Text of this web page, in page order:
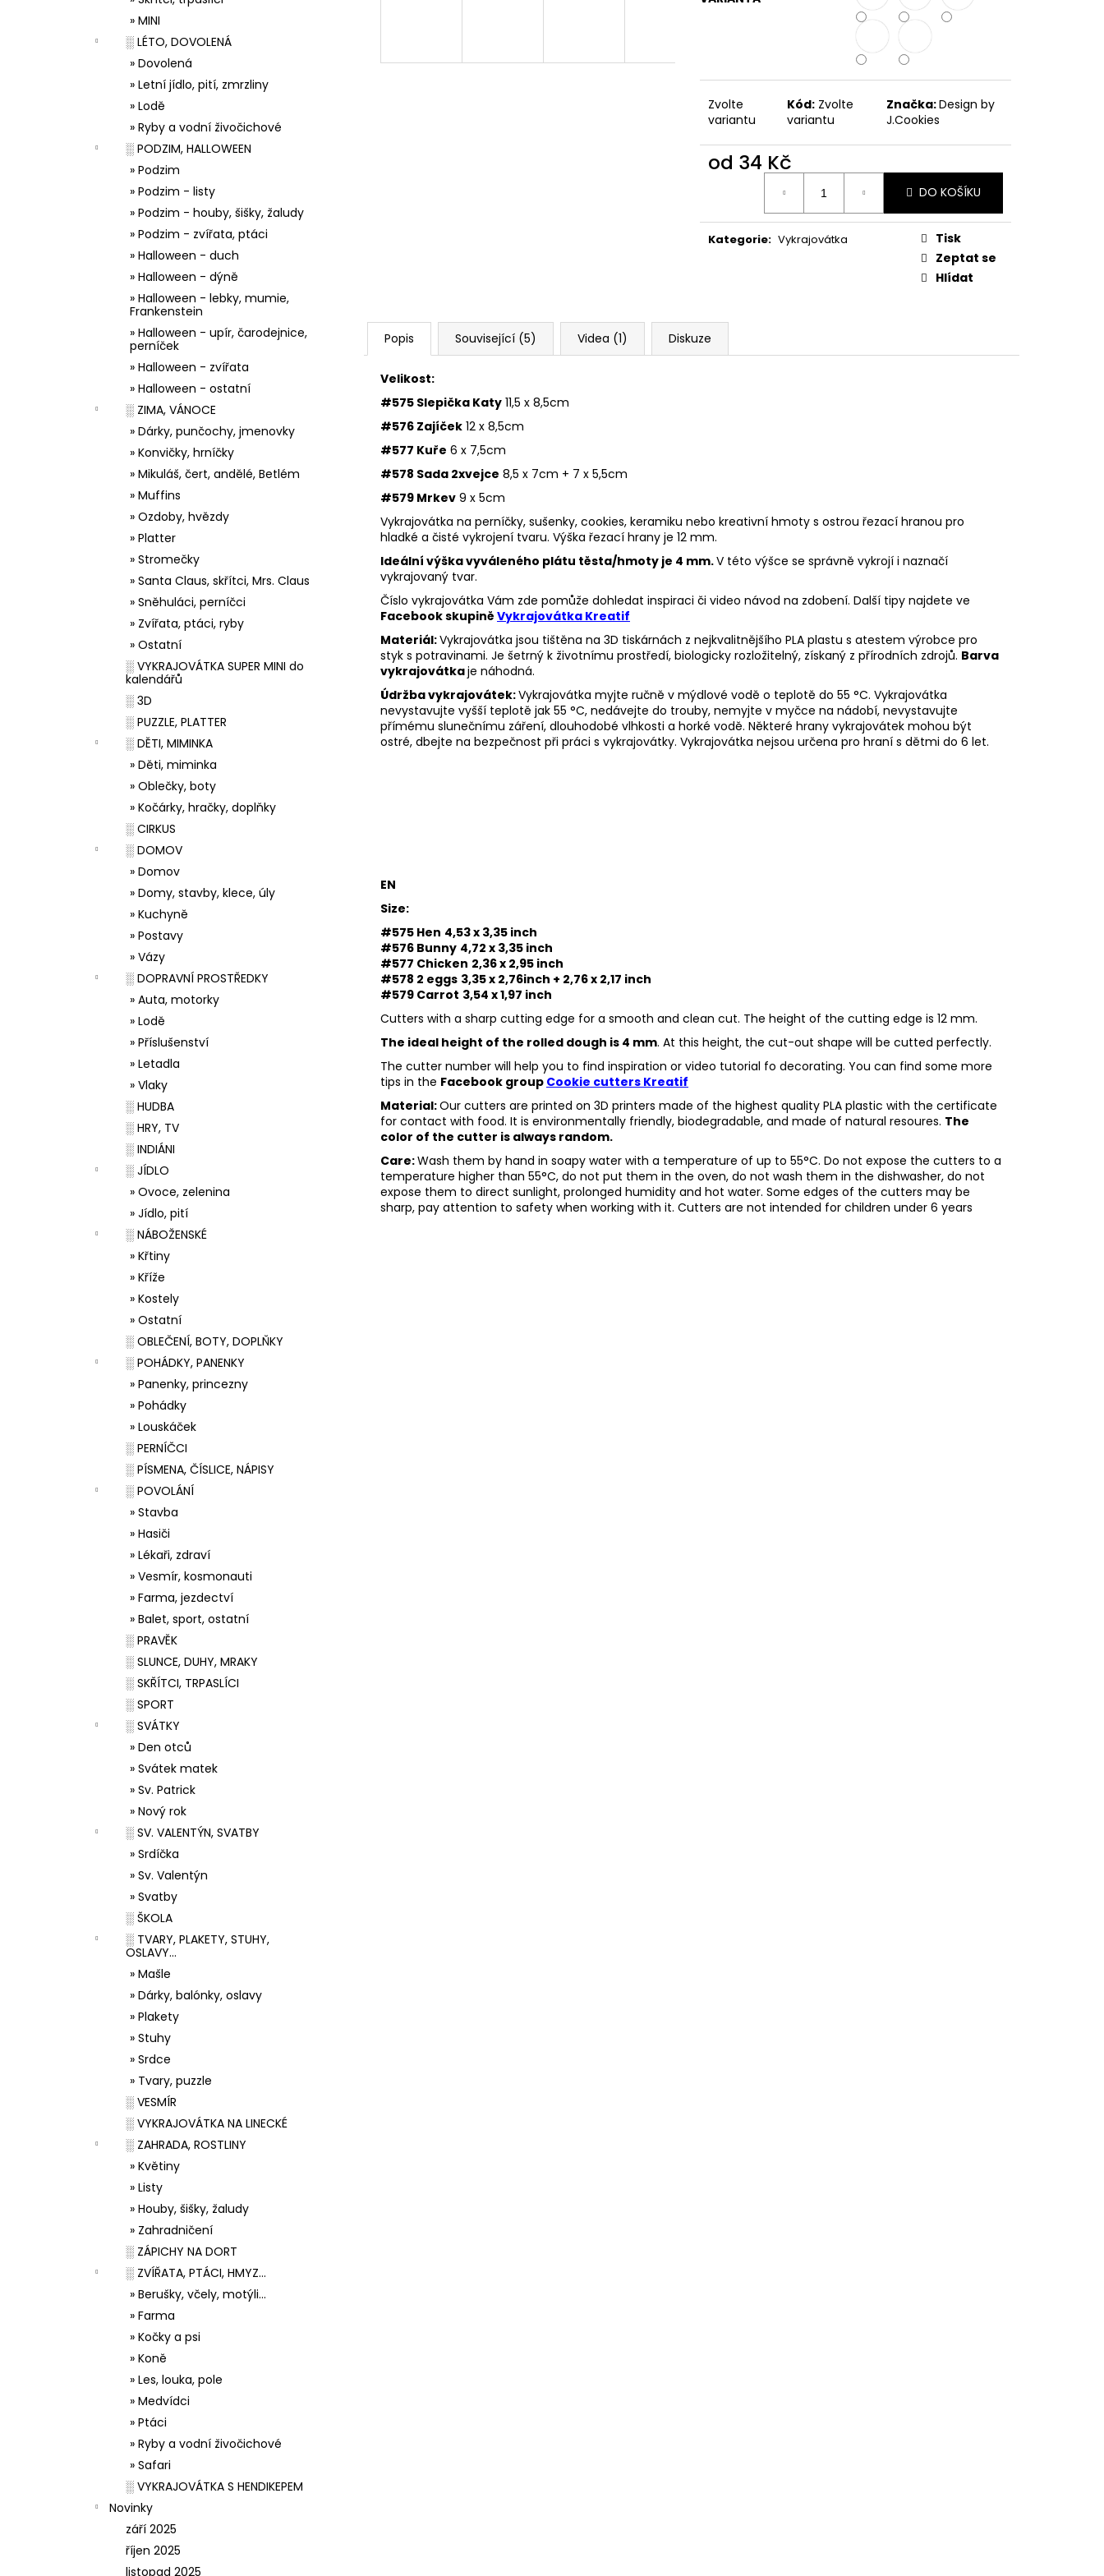
» MINI
░ LÉTO, DOVOLENÁ
» Dovolená
» Letní jídlo, pití, zmrzliny
» Lodě
» Ryby a vodní živočichové
░ PODZIM, HALLOWEEN
» Podzim
» Podzim - listy
» Podzim - houby, šišky, žaludy
» Podzim - zvířata, ptáci
» Halloween - duch
» Halloween - dýně
» Halloween - lebky, mumie,
Frankenstein
» Halloween - upír, čarodejnice,
perníček
» Halloween - zvířata
» Halloween - ostatní
░ ZIMA, VÁNOCE
» Dárky, punčochy, jmenovky
» Konvičky, hrníčky
» Mikuláš, čert, andělé, Betlém
» Muffins
» Ozdoby, hvězdy
» Platter
» Stromečky
» Santa Claus, skřítci, Mrs. Claus
» Sněhuláci, perníčci
» Zvířata, ptáci, ryby
» Ostatní
░ VYKRAJOVÁTKA SUPER MINI do
kalendářů
░ 3D
░ PUZZLE, PLATTER
░ DĚTI, MIMINKA
» Děti, miminka
» Oblečky, boty
» Kočárky, hračky, doplňky
░ CIRKUS
░ DOMOV
» Domov
» Domy, stavby, klece, úly
» Kuchyně
» Postavy
» Vázy
░ DOPRAVNÍ PROSTŘEDKY
» Auta, motorky
» Lodě
» Příslušenství
» Letadla
» Vlaky
░ HUDBA
░ HRY, TV
░ INDIÁNI
░ JÍDLO
» Ovoce, zelenina
» Jídlo, pití
░ NÁBOŽENSKÉ
» Křtiny
» Kříže
» Kostely
» Ostatní
░ OBLEČENÍ, BOTY, DOPLŇKY
░ POHÁDKY, PANENKY
» Panenky, princezny
» Pohádky
» Louskáček
░ PERNÍČCI
░ PÍSMENA, ČÍSLICE, NÁPISY
░ POVOLÁNÍ
» Stavba
» Hasiči
» Lékaři, zdraví
» Vesmír, kosmonauti
» Farma, jezdectví
» Balet, sport, ostatní
░ PRAVĚK
░ SLUNCE, DUHY, MRAKY
░ SKŘÍTCI, TRPASLÍCI
░ SPORT
░ SVÁTKY
» Den otců
» Svátek matek
» Sv. Patrick
» Nový rok
░ SV. VALENTÝN, SVATBY
» Srdíčka
» Sv. Valentýn
» Svatby
░ ŠKOLA
░ TVARY, PLAKETY, STUHY,
OSLAVY...
» Mašle
» Dárky, balónky, oslavy
» Plakety
» Stuhy
» Srdce
» Tvary, puzzle
░ VESMÍR
░ VYKRAJOVÁTKA NA LINECKÉ
░ ZAHRADA, ROSTLINY
» Květiny
» Listy
» Houby, šišky, žaludy
» Zahradničení
░ ZÁPICHY NA DORT
░ ZVÍŘATA, PTÁCI, HMYZ...
» Berušky, včely, motýli...
» Farma
» Kočky a psi
» Koně
» Les, louka, pole
» Medvídci
» Ptáci
» Ryby a vodní živočichové
» Safari
░ VYKRAJOVÁTKA S HENDIKEPEM
Novinky
září 2025
říjen 2025
listopad 2025
Zvolte
variantu
Kód: Zvolte
variantu
Značka:Design by
J.Cookies
od 34 Kč
DO KOŠÍKU
Kategorie: Vykrajovátka
Tisk
Zeptat se
Hlídat
Popis Související (5) Videa (1) Diskuze
Velikost:
#575 Slepička Katy 11,5 x 8,5cm
#576 Zajíček 12 x 8,5cm
#577 Kuře 6 x 7,5cm
#578 Sada 2xvejce 8,5 x 7cm + 7 x 5,5cm
#579 Mrkev 9 x 5cm
Vykrajovátka na perníčky, sušenky, cookies, keramiku nebo kreativní hmoty s ostrou řezací hranou pro
hladké a čisté vykrojení tvaru. Výška řezací hrany je 12 mm.
Ideální výška vyváleného plátu těsta/hmoty je 4 mm.V této výšce se správně vykrojí i naznačí
vykrajovaný tvar.
Číslo vykrajovátka Vám zde pomůže dohledat inspiraci či video návod na zdobení. Další tipy najdete ve
Facebook skupině Vykrajovátka Kreatif
Materiál:Vykrajovátka jsou tištěna na 3D tiskárnách z nejkvalitnějšího PLA plastu s atestem výrobce pro
styk s potravinami. Je šetrný k životnímu prostředí, biologicky rozložitelný, získaný z přírodních zdrojů. Barva
vykrajovátkaje náhodná.
Údržba vykrajovátek:Vykrajovátka myjte ručně v mýdlové vodě o teplotě do 55 °C. Vykrajovátka
nevystavujte vyšší teplotě jak 55 °C, nedávejte do trouby, nemyjte v myčce na nádobí, nevystavujte
přímému slunečnímu záření, dlouhodobé vlhkosti a horké vodě. Některé hrany vykrajovátek mohou být
ostré, dbejte na bezpečnost při práci s vykrajovátky. Vykrajovátka nejsou určena pro hraní s dětmi do 6 let.
EN
Size:
#575 Hen 4,53 x 3,35 inch
#576 Bunny 4,72 x 3,35 inch
#577 Chicken 2,36 x 2,95 inch
#578 2 eggs 3,35 x 2,76inch + 2,76 x 2,17 inch
#579 Carrot 3,54 x 1,97 inch
Cutters with a sharp cutting edge for a smooth and clean cut. The height of the cutting edge is 12 mm.
The ideal height of the rolled dough is 4 mm. At this height, the cut-out shape will be cutted perfectly.
The cutter number will help you to find inspiration or video tutorial fo decorating. You can find some more
tips in the Facebook group Cookie cutters Kreatif
Material:Our cutters are printed on 3D printers made of the highest quality PLA plastic with the certificate
for contact with food. It is environmentally friendly, biodegradable, and made of natural resoures. The
color of the cutter is always random.
Care:Wash them by hand in soapy water with a temperature of up to 55°C. Do not expose the cutters to a
temperature higher than 55°C, do not put them in the oven, do not wash them in the dishwasher, do not
expose them to direct sunlight, prolonged humidity and hot water. Some edges of the cutters may be
sharp, pay attention to safety when working with it. Cutters are not intended for children under 6 years
33001 ZDOBÍCÍ SÁČEK
VYKRAJOVÁTKA PODZIMNÍ KOLEKCE